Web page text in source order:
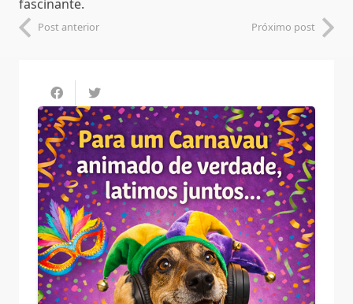
fascinante.
Post anterior Próximo post